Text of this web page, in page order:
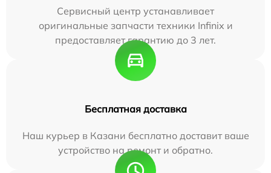
Сервисный центр устанавливает
оригинальные запчасти техники Infinix и
предоставляет гарантию до 3 лет.
Бесплатная доставка
Наш курьер в Казани бесплатно доставит ваше
устройство на ремонт и обратно.